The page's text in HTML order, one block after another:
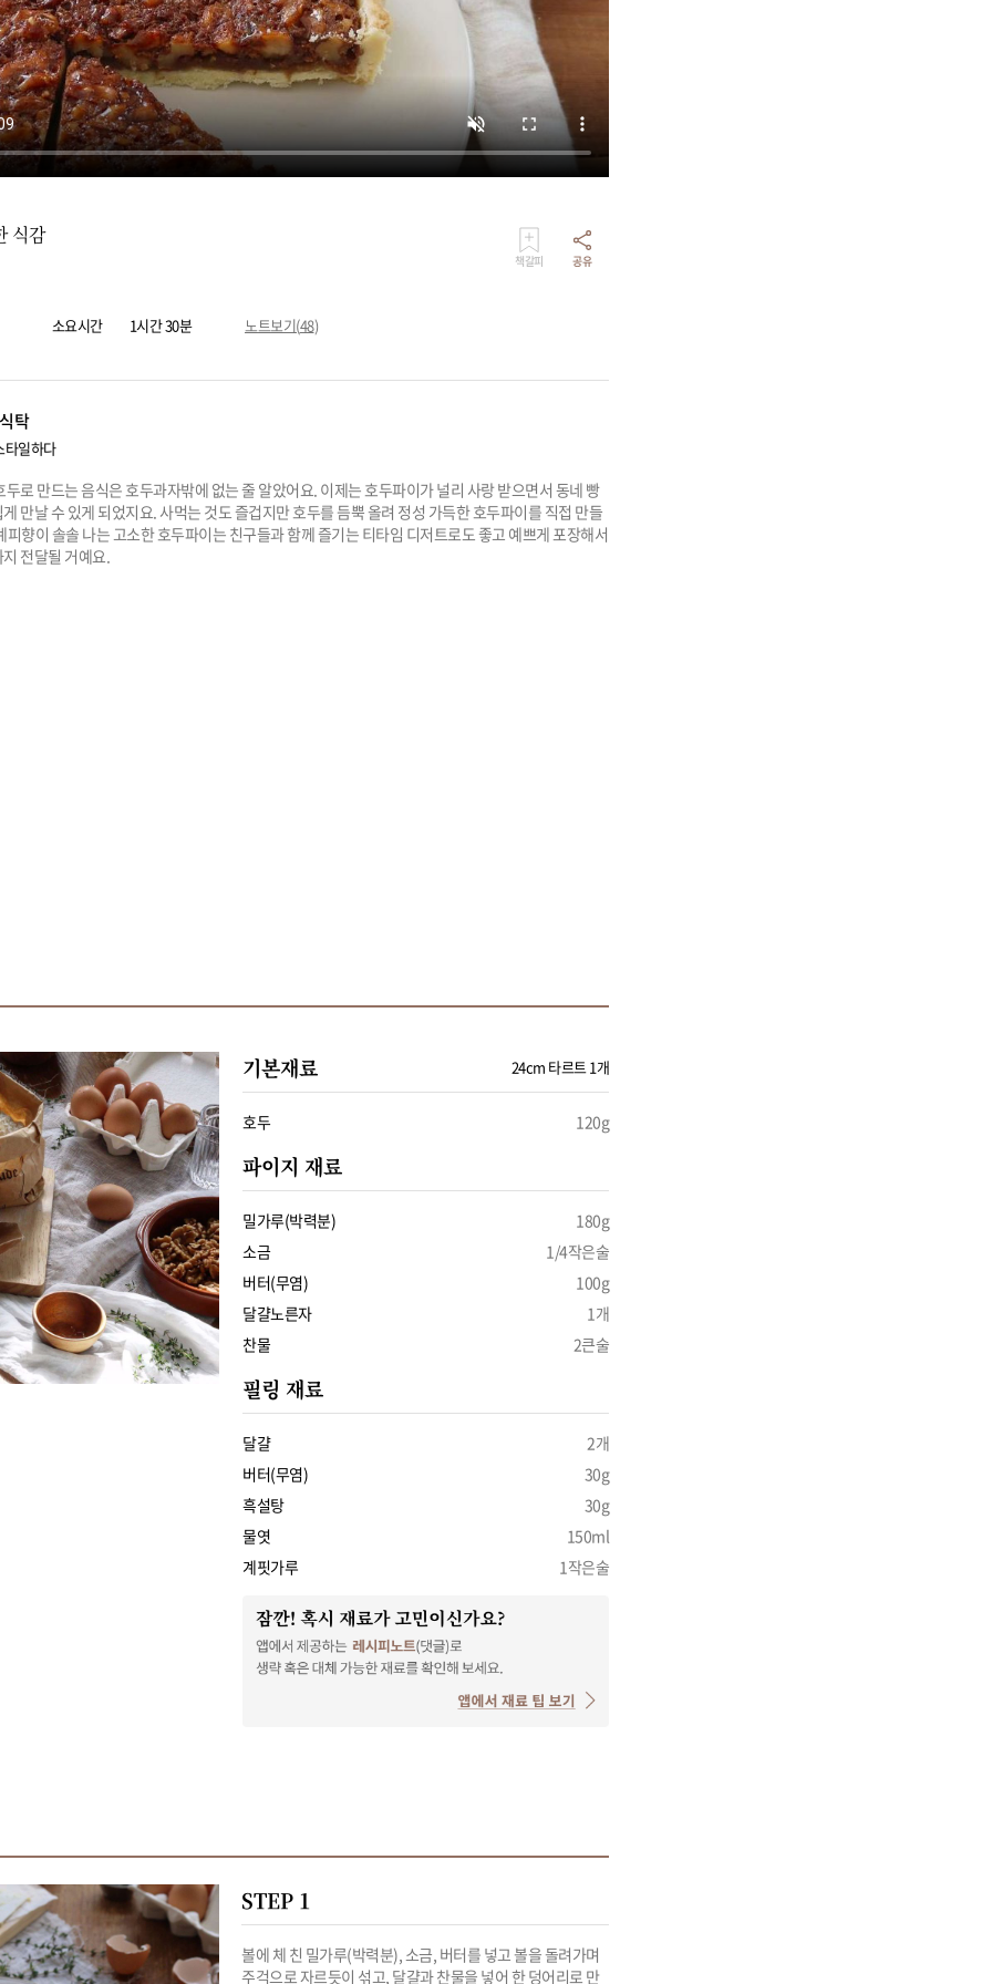
식감
책갈피 공유
소요시간 1시간 30분 노트보기(48)
탁
타일하다
두로 만드는 음식은 호두과자밖에 없는 줄 알았어요. 이제는 호두파이가 널리 사랑 받으면서 동네 빵
만날 수 있게 되었지요. 사먹는 것도 즐겁지만 호두를 듬뿍 올려 정성 가득한 호두파이를 직접 만들
피향이 솔솔 나는 고소한 호두파이는 친구들과 함께 즐기는 티타임 디저트로도 좋고 예쁘게 포장해서
전달될 거예요.
기본재료 24cm 타르트 1개
호두 120g
파이지 재료
밀가루(박력분)
180g
소금
1/4작은술
버터(무염)
100g
달걀노른자
1개
찬물
2큰술
필링 재료
달걀
2개
버터(무염)
30g
흑설탕
30g
물엿
150ml
계핏가루
1작은술
STEP 1
볼에 체 친 밀가루(박력분), 소금, 버터를 넣고 볼을 돌려가며
주걱으로 자르듯이 섞고, 달걀과 찬물을 넣어 한 덩어리로 만